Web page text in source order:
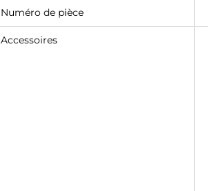
Numéro de pièce
Accessoires